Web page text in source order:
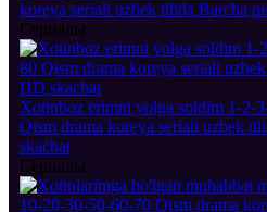
koreya seriali uzbek tilida Barcha
Сериалы
Xotinboz erimni yolga soldim 1-2-
Qism drama koreya seriali uzbek
skachat
Сериалы